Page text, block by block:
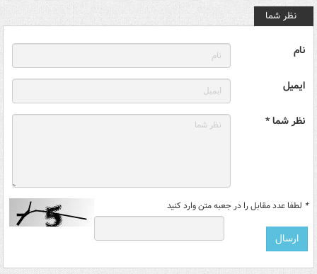
نظر شما
نام
ایمیل
نظر شما *
* لطفا عدد مقابل را در جعبه متن وارد کنید